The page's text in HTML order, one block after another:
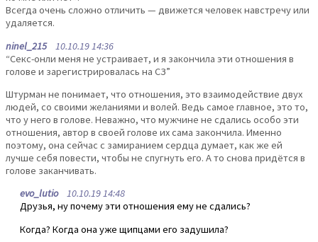
Всегда очень сложно отличить — движется человек навстречу или
удаляется.
ninel_21510.10.19 14:36
“Секс-онли меня не устраивает, и я закончила эти отношения в
голове и зарегистрировалась на СЗ”
Штурман не понимает, что отношения, это взаимодействие двух
людей, со своими желаниями и волей. Ведь самое главное, это то,
что у него в голове. Неважно, что мужчине не сдались особо эти
отношения, автор в своей голове их сама закончила. Именно
поэтому, она сейчас с замиранием сердца думает, как же ей
лучше себя повести, чтобы не спугнуть его. А то снова придётся в
голове заканчивать.
evo_lutio10.10.19 14:48
Друзья, ну почему эти отношения ему не сдались?
Когда? Когда она уже щипцами его задушила?